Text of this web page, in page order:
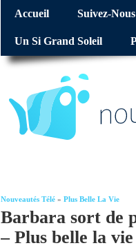
Accueil Suivez-Nous
Un Si Grand Soleil
Nouveautés Télé » Plus Belle La Vie
Barbara sort de
– Plus belle la